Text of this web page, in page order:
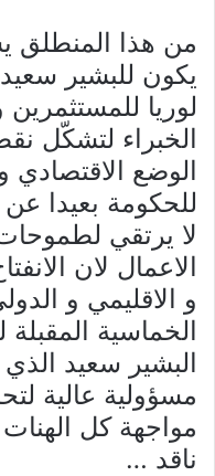
من هذا المنطلق
يكون للبشير
لوريا
الخبراء لتشكّل
الوضع
للحكومة بعيدا عن
لا يرتقي
الاعمال لان
و الاقليمي و
الخماسية المقبلة
البشير سعيد
مسؤولية عالية
مواجهة كل
ناقد …